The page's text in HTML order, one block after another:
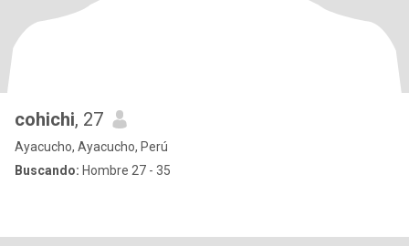
cohichi, 27
Ayacucho, Ayacucho, Perú
Buscando: Hombre 27 - 35